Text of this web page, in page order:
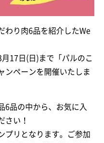
わり肉6品を紹介したWe
17日(日)まで「パルのこ
ンペーンを開催いたしま
6品の中から、お気に入
さい！
プリとなります。ご参加